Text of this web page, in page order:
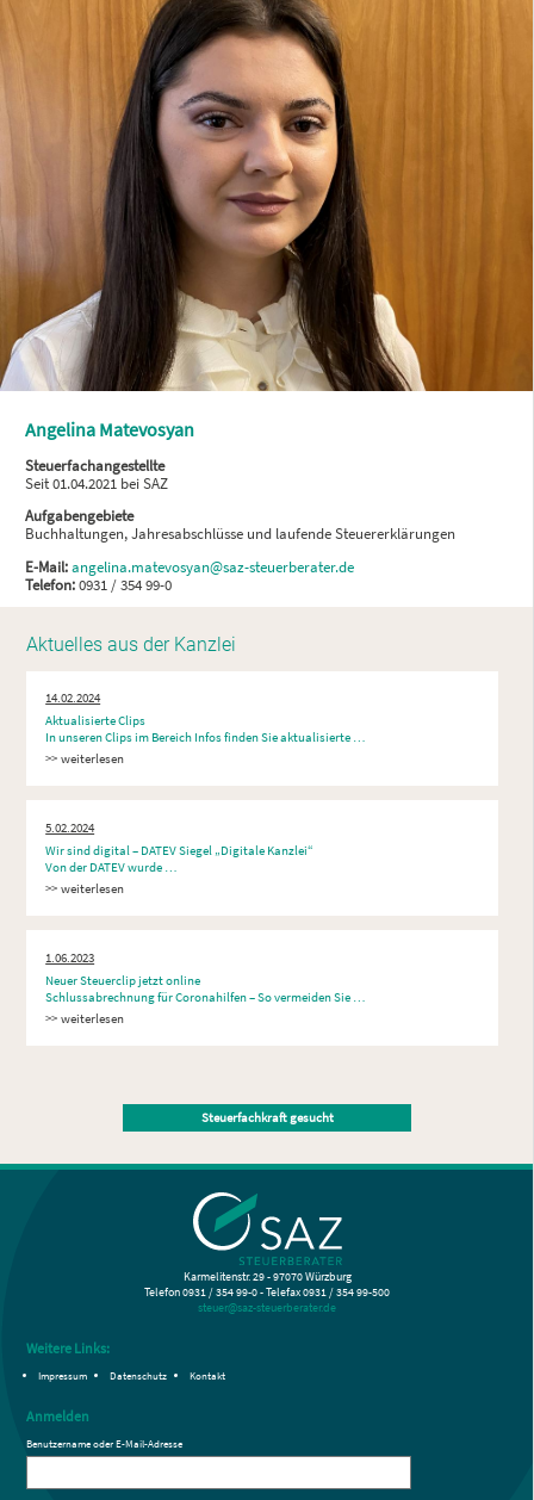
Angelina Matevosyan
Steuerfachangestellte
Seit 01.04.2021 bei SAZ
Aufgabengebiete
Buchhaltungen, Jahresabschlüsse und laufende Steuererklärungen
E-Mail: angelina.matevosyan@saz-steuerberater.de
Telefon: 0931 / 354 99-0
Aktuelles aus der Kanzlei
14.02.2024
Aktualisierte Clips
In unseren Clips im Bereich Infos finden Sie aktualisierte …
weiterlesen
5.02.2024
Wir sind digital – DATEV Siegel „Digitale Kanzlei“
Von der DATEV wurde …
weiterlesen
1.06.2023
Neuer Steuerclip jetzt online
Schlussabrechnung für Coronahilfen – So vermeiden Sie …
weiterlesen
Steuerfachkraft gesucht
Karmelitenstr. 29 - 97070 Würzburg
Telefon 0931 / 354 99-0 - Telefax 0931 / 354 99-500
steuer@saz-steuerberater.de
Weitere Links:
Impressum Datenschutz Kontakt
Anmelden
Benutzername oder E-Mail-Adresse